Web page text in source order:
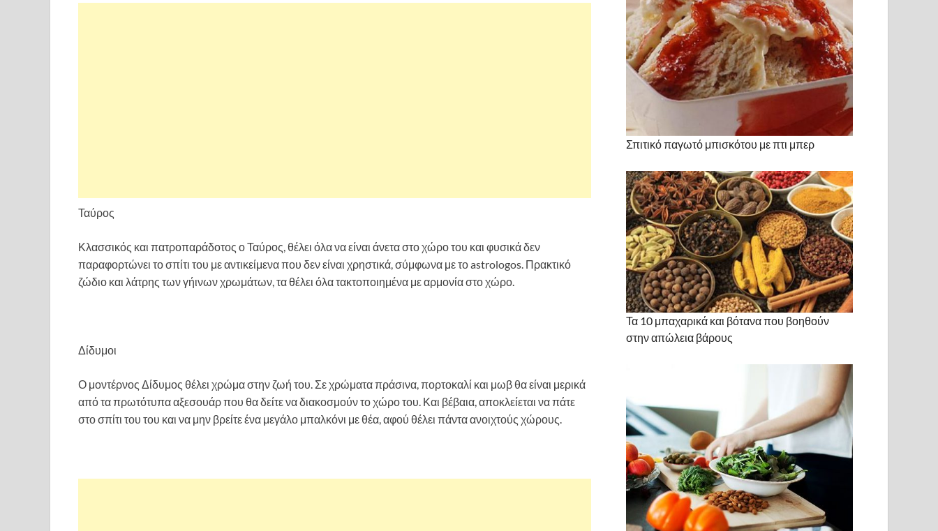
Ταύρος
Κλασσικός και πατροπαράδοτος ο Ταύρος, θέλει όλα να είναι άνετα στο χώρο του και φυσικά δεν
παραφορτώνει το σπίτι του με αντικείμενα που δεν είναι χρηστικά, σύμφωνα με το astrologos. Πρακτικό
ζώδιο και λάτρης των γήινων χρωμάτων, τα θέλει όλα τακτοποιημένα με αρμονία στο χώρο.
Δίδυμοι
Ο μοντέρνος Δίδυμος θέλει χρώμα στην ζωή του. Σε χρώματα πράσινα, πορτοκαλί και μωβ θα είναι μερικά
από τα πρωτότυπα αξεσουάρ που θα δείτε να διακοσμούν το χώρο του. Και βέβαια, αποκλείεται να πάτε
στο σπίτι του του και να μην βρείτε ένα μεγάλο μπαλκόνι με θέα, αφού θέλει πάντα ανοιχτούς χώρους.
Σπιτικό παγωτό μπισκότου με πτι μπερ
Τα 10 μπαχαρικά και βότανα που βοηθούν
στην απώλεια βάρους